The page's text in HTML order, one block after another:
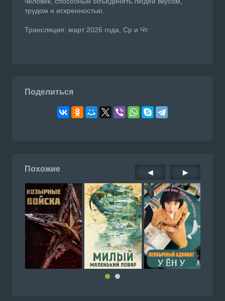
трудом и искренностью.
Трансляция: март 2026 года, Ср и Чт.
Поделиться
Похожие ◀ ▶